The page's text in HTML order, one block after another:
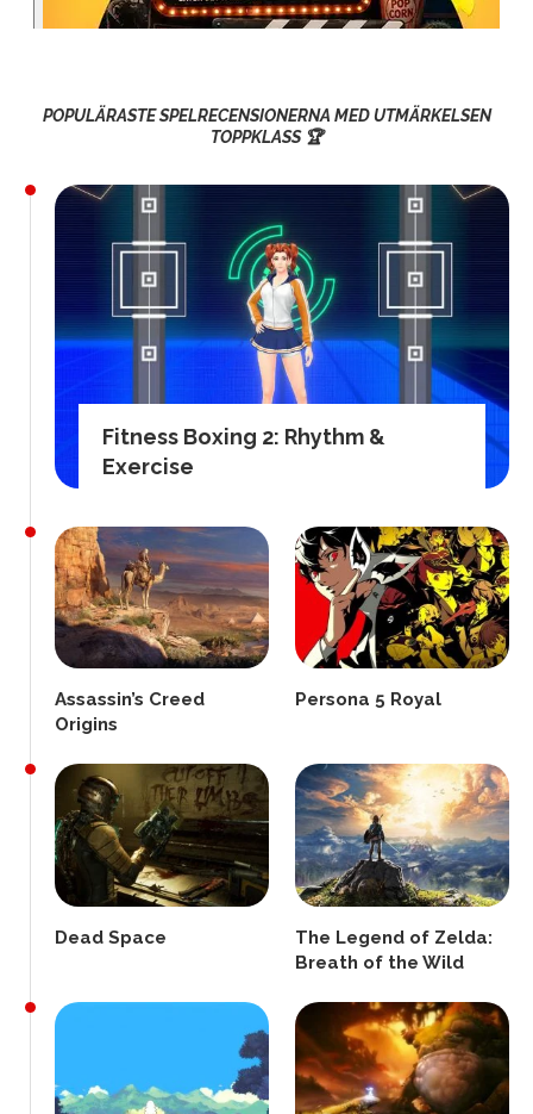
POPULÄRASTE SPELRECENSIONERNA MED UTMÄRKELSEN
TOPPKLASS 🏆
Fitness Boxing 2: Rhythm &
Exercise
Assassin’s Creed
Origins
Persona 5 Royal
Dead Space
The Legend of Zelda:
Breath of the Wild